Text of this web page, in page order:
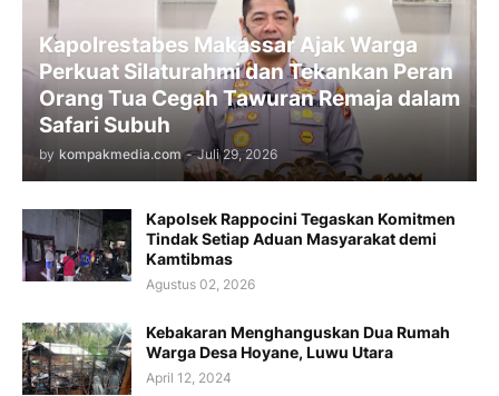
Kapolrestabes Makassar Ajak Warga
Perkuat Silaturahmi dan Tekankan Peran
Orang Tua Cegah Tawuran Remaja dalam
Safari Subuh
by kompakmedia.com - Juli 29, 2026
Kapolsek Rappocini Tegaskan Komitmen
Tindak Setiap Aduan Masyarakat demi
Kamtibmas
Agustus 02, 2026
Kebakaran Menghanguskan Dua Rumah
Warga Desa Hoyane, Luwu Utara
April 12, 2024